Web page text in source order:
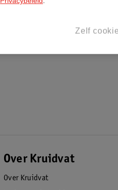
Over Kruidvat
Over Kruidvat
Zelf